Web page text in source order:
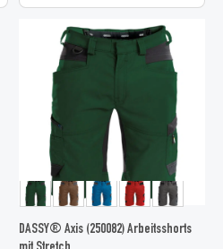
Produktseite
gewählt
werden
DASSY® Axis (250082) Arbeitsshorts
Dieses
Produkt
mehrere
Varianten
Optionen
können
auf
der
gewählt